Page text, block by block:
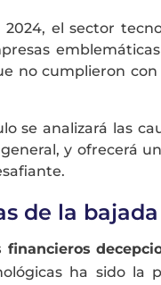
2024, el sector
no cumplieron
se analizará las
y ofrecerá
de la
financieros d
ha sido la